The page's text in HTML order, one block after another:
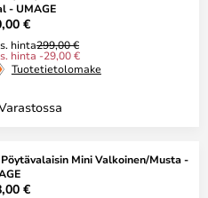
- UMAGE
€
hinta299,00 €
hinta -29,00 €
Tuotetietolomake
Pöytävalaisin Mini Valkoinen/Musta -
€